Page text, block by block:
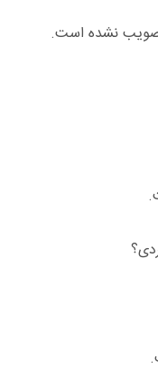
نشده است.